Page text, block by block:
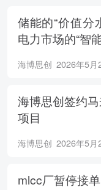
储能的“价值分
电力市场的“智
海博思创 2026年5月
海博思创签约
项目
海博思创 2026年5月
mlcc厂暂停接单